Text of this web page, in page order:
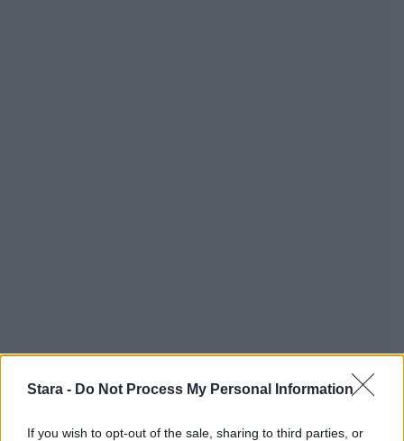
Stara - Do Not Process My Personal Information
If you wish to opt-out of the sale, sharing to third parties, or